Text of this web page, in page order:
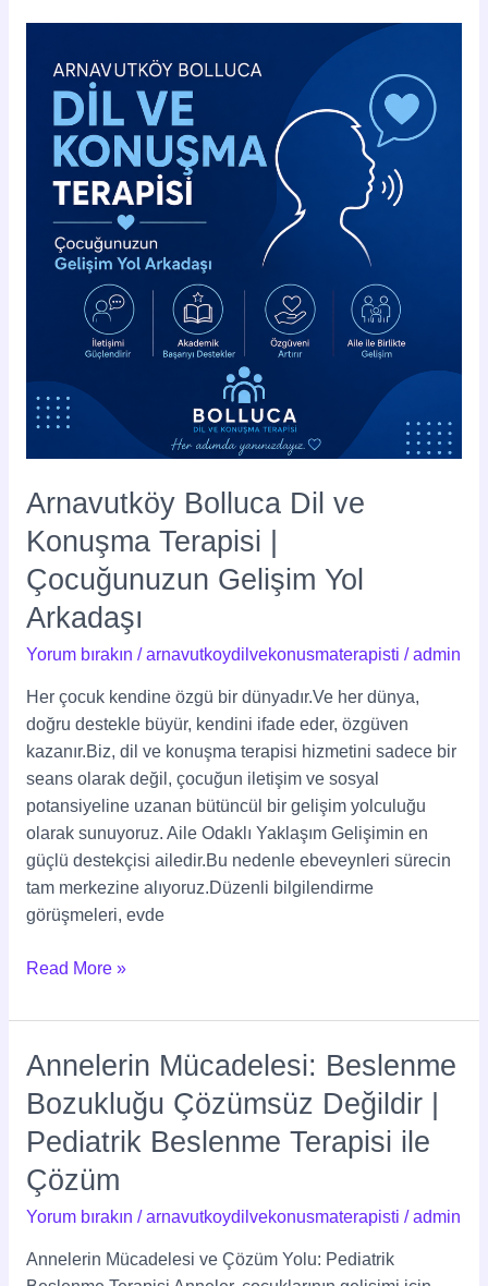
Arnavutköy Bolluca Dil ve
Konuşma Terapisi |
Çocuğunuzun Gelişim Yol
Arkadaşı
Yorum bırakın /arnavutkoydilvekonusmaterapisti /admin
Her çocuk kendine özgü bir dünyadır.Ve her dünya,
doğru destekle büyür, kendini ifade eder, özgüven
kazanır.Biz, dil ve konuşma terapisi hizmetini sadece bir
seans olarak değil, çocuğun iletişim ve sosyal
potansiyeline uzanan bütüncül bir gelişim yolculuğu
olarak sunuyoruz. Aile Odaklı Yaklaşım Gelişimin en
güçlü destekçisi ailedir.Bu nedenle ebeveynleri sürecin
tam merkezine alıyoruz.Düzenli bilgilendirme
görüşmeleri, evde
Bolluca
Konuşma
Terapisi
Çocuğunuzun
Gelişim
Arkadaşı
Read More »
Annelerin Mücadelesi: Beslenme
Bozukluğu Çözümsüz Değildir |
Pediatrik Beslenme Terapisi ile
Çözüm
Yorum bırakın /arnavutkoydilvekonusmaterapisti /admin
Annelerin Mücadelesi ve Çözüm Yolu: Pediatrik
Annelerin
Beslenme
Bozukluğu
Çözümsüz
Değildir
Pediatrik
Beslenme